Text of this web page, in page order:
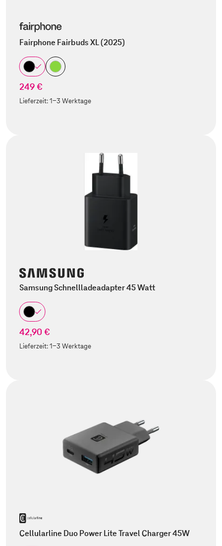
Fairphone Fairbuds XL (2025)
249 €
Lieferzeit:1-3 Werktage
Samsung Schnellladeadapter 45 Watt
42,90 €
Lieferzeit:1-3 Werktage
Cellularline Duo Power Lite Travel Charger 45W